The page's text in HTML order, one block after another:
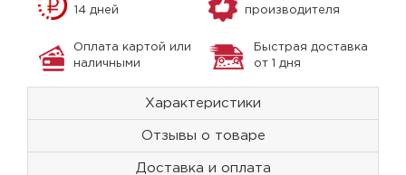
14 дней
производителя
Оплата картой или
наличными
Быстрая доставка
от 1 дня
Характеристики
Отзывы о товаре
Доставка и оплата